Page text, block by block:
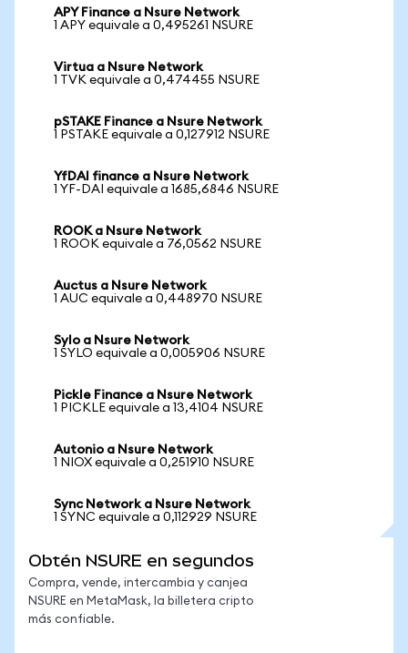
APY Finance a Nsure Network
1 APY equivale a 0,495261 NSURE
Virtua a Nsure Network
1 TVK equivale a 0,474455 NSURE
pSTAKE Finance a Nsure Network
1 PSTAKE equivale a 0,127912 NSURE
YfDAI finance a Nsure Network
1 YF-DAI equivale a 1685,6846 NSURE
ROOK a Nsure Network
1 ROOK equivale a 76,0562 NSURE
Auctus a Nsure Network
1 AUC equivale a 0,448970 NSURE
Sylo a Nsure Network
1 SYLO equivale a 0,005906 NSURE
Pickle Finance a Nsure Network
1 PICKLE equivale a 13,4104 NSURE
Autonio a Nsure Network
1 NIOX equivale a 0,251910 NSURE
Sync Network a Nsure Network
1 SYNC equivale a 0,112929 NSURE
Obtén NSURE en segundos
Compra, vende, intercambia y canjea
NSURE en MetaMask, la billetera cripto
más confiable.